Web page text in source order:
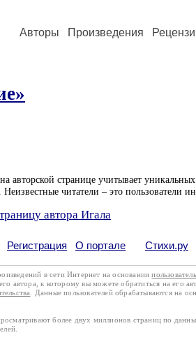
Авторы Произведения
авторской странице учитывает
читатели – это пользователи
автора Игала
Регистрация О портале Стихи.ру
в сети Интернет на основании
автора, к которому вы можете обратиться на его
. Данные пользователей обрабатываются на
более двух миллионов страниц по